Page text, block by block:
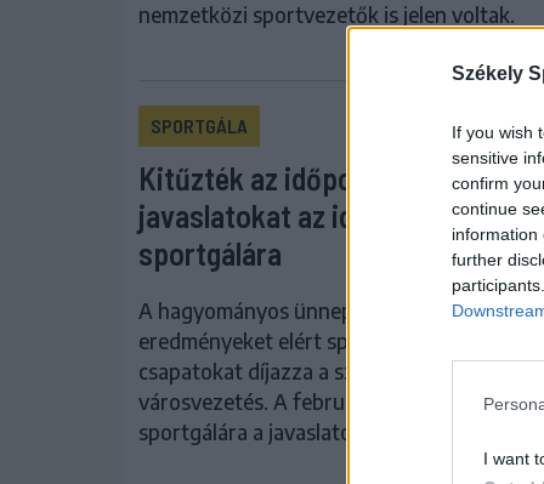
Székely
If you wish
sensitive
confirm
continue
information
further
I want
nemzetközi sportvezetők is jelen voltak.
SPORTGÁLA
Kitűzték az időpontot, várják a
javaslatokat az idei udvarhelyi
sportgálára
A hagyományos ünnepségen a kiváló
eredményeket elért sportolókat, edzőket és
csapatokat díjazza a székelyudvarhelyi
városvezetés. A február végére tervezett
sportgálára a javaslatokat a lakóktól várják.